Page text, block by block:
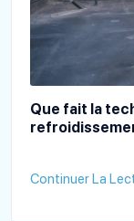
Que fait la
Continuer La